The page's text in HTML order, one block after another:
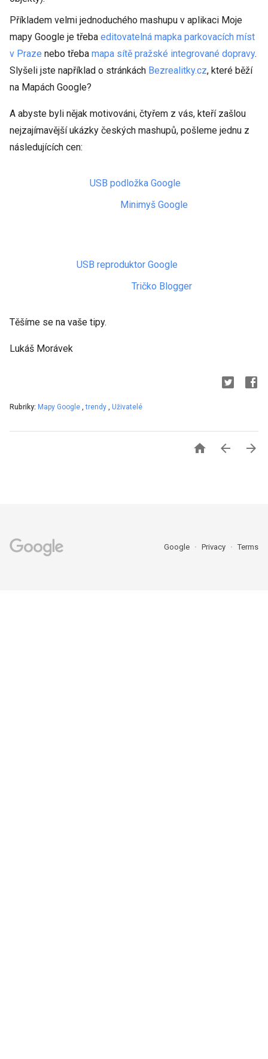
Příkladem velmi jednoduchého mashupu v aplikaci Moje
mapy Google je třeba editovatelná mapka parkovacích míst
v Praze nebo třeba mapa sítě pražské integrované dopravy.
Slyšeli jste například o stránkách Bezrealitky.cz, které běží
na Mapách Google?
A abyste byli nějak motivováni, čtyřem z vás, kteří zašlou
nejzajímavější ukázky českých mashupů, pošleme jednu z
následujících cen:
USB podložka Google
Minimyš Google
USB reproduktor Google
Tričko Blogger
Těšíme se na vaše tipy.
Lukáš Morávek
Rubriky: Mapy Google ,trendy , Uživatelé
  
Google Privacy Terms